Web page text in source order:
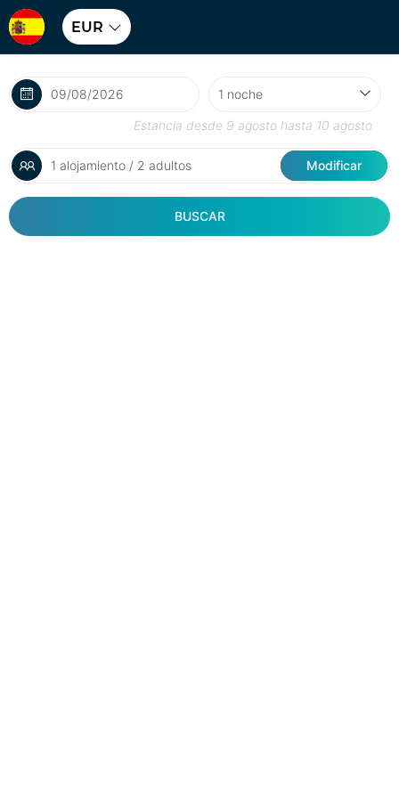
EUR
Estancia desde 9 agosto hasta 10 agosto
1 alojamiento / 2 adultos Modificar